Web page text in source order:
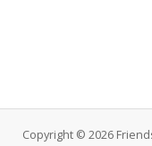
Copyright © 2026